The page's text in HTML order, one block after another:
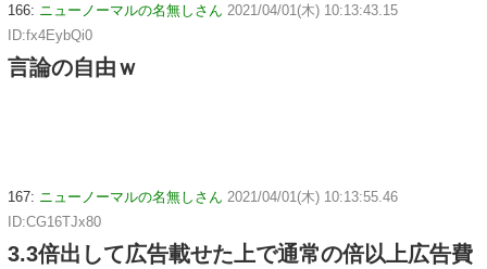
166: ニューノーマルの名無しさん 2021/04/01(木) 10:13:43.15
ID:fx4EybQi0
言論の自由ｗ
167: ニューノーマルの名無しさん 2021/04/01(木) 10:13:55.46
ID:CG16TJx80
3.3倍出して広告載せた上で通常の倍以上広告費